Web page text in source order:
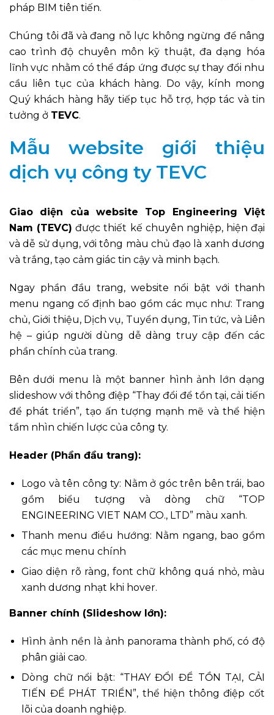
pháp BIM tiên tiến.
Chúng tôi đã và đang nỗ lực không ngừng để nâng
cao trình độ chuyên môn kỹ thuật, đa dạng hóa
lĩnh vực nhằm có thể đáp ứng được sự thay đổi nhu
cầu liên tục của khách hàng. Do vậy, kính mong
Quý khách hàng hãy tiếp tục hỗ trợ, hợp tác và tin
tưởng ở TEVC.
Mẫu website giới thiệu
dịch vụ công ty TEVC
Giao diện của website Top Engineering Việt
Nam (TEVC) được thiết kế chuyên nghiệp, hiện đại
và dễ sử dụng, với tông màu chủ đạo là xanh dương
và trắng, tạo cảm giác tin cậy và minh bạch.
Ngay phần đầu trang, website nổi bật với thanh
menu ngang cố định bao gồm các mục như: Trang
chủ, Giới thiệu, Dịch vụ, Tuyển dụng, Tin tức, và Liên
hệ – giúp người dùng dễ dàng truy cập đến các
phần chính của trang.
Bên dưới menu là một banner hình ảnh lớn dạng
slideshow với thông điệp “Thay đổi để tồn tại, cải tiến
để phát triển”, tạo ấn tượng mạnh mẽ và thể hiện
tầm nhìn chiến lược của công ty.
Header (Phần đầu trang):
Logo và tên công ty: Nằm ở góc trên bên trái, bao
gồm biểu tượng và dòng chữ “TOP
ENGINEERING VIET NAM CO., LTD” màu xanh.
Thanh menu điều hướng: Nằm ngang, bao gồm
các mục menu chính
Giao diện rõ ràng, font chữ không quá nhỏ, màu
xanh dương nhạt khi hover.
Banner chính (Slideshow lớn):
Hình ảnh nền là ảnh panorama thành phố, có độ
phân giải cao.
Dòng chữ nổi bật: “THAY ĐỔI ĐỂ TỒN TẠI, CẢI
TIẾN ĐỂ PHÁT TRIỂN”, thể hiện thông điệp cốt
lõi của doanh nghiệp.